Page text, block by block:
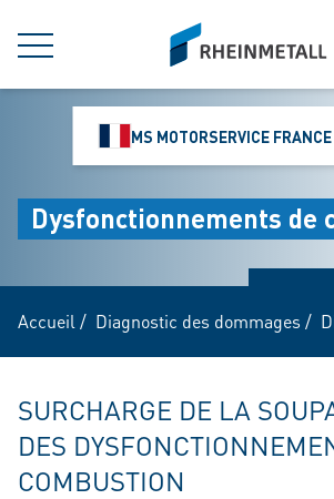
MENU
siteLogo
MS MOTORSERVICE FRANCE
Dysfonctionnements de
Accueil / Diagnostic des dommages /
SURCHARGE DE LA
DES
COMBUSTION